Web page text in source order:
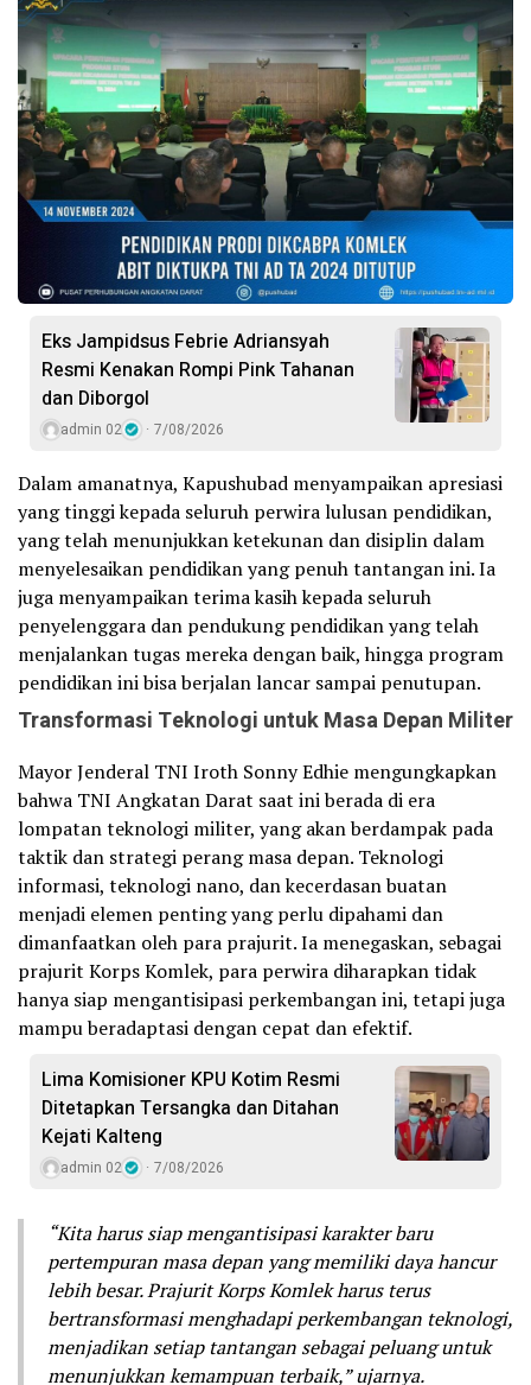
Eks Jampidsus Febrie Adriansyah
Resmi Kenakan Rompi Pink Tahanan
dan Diborgol
admin 02 7/08/2026
Dalam amanatnya, Kapushubad menyampaikan apresiasi
yang tinggi kepada seluruh perwira lulusan pendidikan,
yang telah menunjukkan ketekunan dan disiplin dalam
menyelesaikan pendidikan yang penuh tantangan ini. Ia
juga menyampaikan terima kasih kepada seluruh
penyelenggara dan pendukung pendidikan yang telah
menjalankan tugas mereka dengan baik, hingga program
pendidikan ini bisa berjalan lancar sampai penutupan.
Transformasi Teknologi untuk Masa Depan Militer
Mayor Jenderal TNI Iroth Sonny Edhie mengungkapkan
bahwa TNI Angkatan Darat saat ini berada di era
lompatan teknologi militer, yang akan berdampak pada
taktik dan strategi perang masa depan. Teknologi
informasi, teknologi nano, dan kecerdasan buatan
menjadi elemen penting yang perlu dipahami dan
dimanfaatkan oleh para prajurit. Ia menegaskan, sebagai
prajurit Korps Komlek, para perwira diharapkan tidak
hanya siap mengantisipasi perkembangan ini, tetapi juga
mampu beradaptasi dengan cepat dan efektif.
Lima Komisioner KPU Kotim Resmi
Ditetapkan Tersangka dan Ditahan
Kejati Kalteng
admin 02 7/08/2026
“Kita harus siap mengantisipasi karakter baru
pertempuran masa depan yang memiliki daya hancur
lebih besar. Prajurit Korps Komlek harus terus
bertransformasi menghadapi perkembangan teknologi,
menjadikan setiap tantangan sebagai peluang untuk
menunjukkan kemampuan terbaik,” ujarnya.